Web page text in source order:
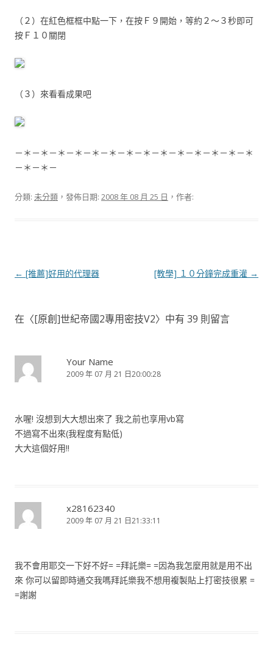
（２）在紅色框框中點一下，在按Ｆ９開始，等約２～３秒即可
按Ｆ１０關閉
（３）來看看成果吧
－＊－＊－＊－＊－＊－＊－＊－＊－＊－＊－＊－＊－＊－＊
－＊－＊－
分類: 未分類 ，發佈日期: 2008 年 08 月 25 日 ，作者:
文
覽
← [推薦]好用的代理器 [教學] １０分鐘完成重灌 →
在〈[原創]世紀帝國2專用密技V2〉中有 39 則留言
Your Name
2009 年 07 月 21 日20:00:28
水喔! 沒想到大大想出來了 我之前也享用vb寫
不過寫不出來(我程度有點低)
大大這個好用!!
x28162340
2009 年 07 月 21 日21:33:11
我不會用耶交一下好不好= =拜託樂= =因為我怎麼用就是用不出
來 你可以留即時通交我嗎拜託樂我不想用複製貼上打密技很累 =
=謝謝